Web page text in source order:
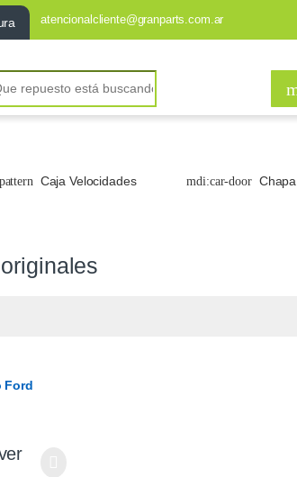
atencionalcliente@granparts.com.ar
for:
Ford
Caja Velocidades Chapa